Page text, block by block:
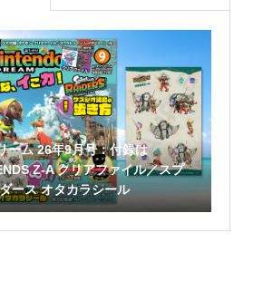
ーム 26年9月号：付録は
Z-A クリアファイル／スプ
ース オタカラシール